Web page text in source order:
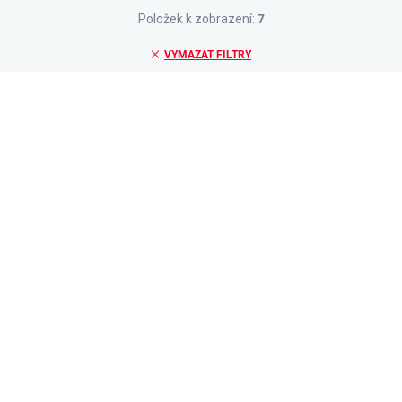
VYMAZAT FILTRY
Položek k zobrazení: 7